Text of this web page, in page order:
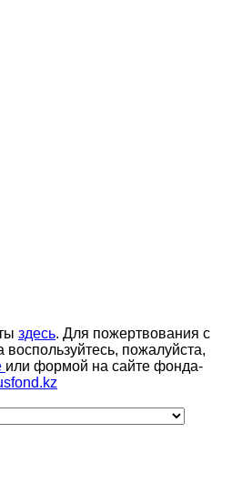
здесь. Для пожертвования с
воспользуйтесь, пожалуйста,
или формой на сайте фонда-